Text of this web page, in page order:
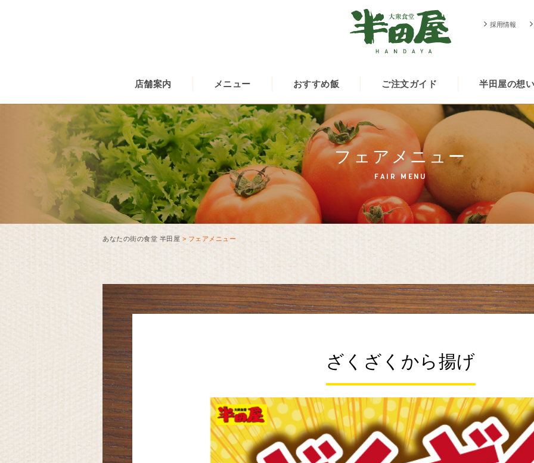
採用情報
店舗案内 メニュー おすすめ飯 ご注文ガイド 半田屋の想い
フェアメニュー
FAIR MENU
あなたの街の食堂 半田屋 > フェアメニュー
ざくざくから揚げ